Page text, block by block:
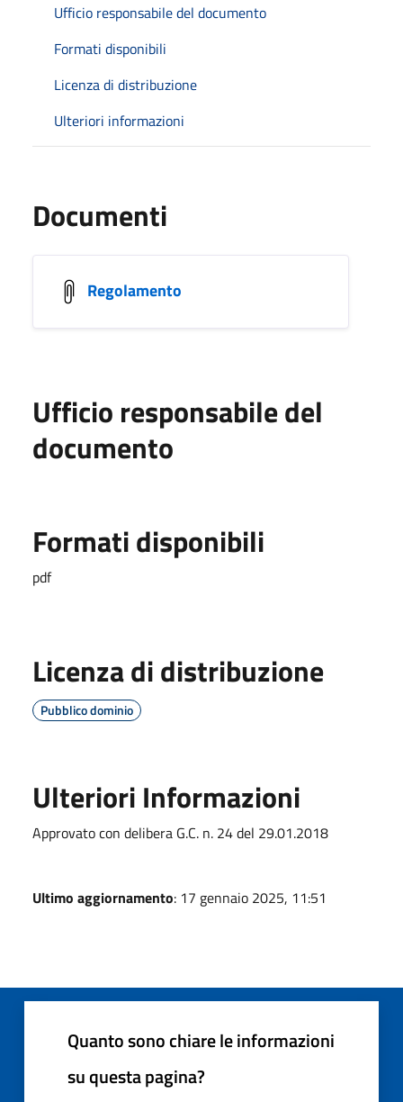
Ufficio responsabile del documento
Formati disponibili
Licenza di distribuzione
Ulteriori informazioni
Documenti
Regolamento
Ufficio responsabile del
documento
Formati disponibili
pdf
Licenza di distribuzione
Pubblico dominio
Ulteriori Informazioni
Approvato con delibera G.C. n. 24 del 29.01.2018
Ultimo aggiornamento: 17 gennaio 2025, 11:51
Quanto sono chiare le informazioni
su questa pagina?